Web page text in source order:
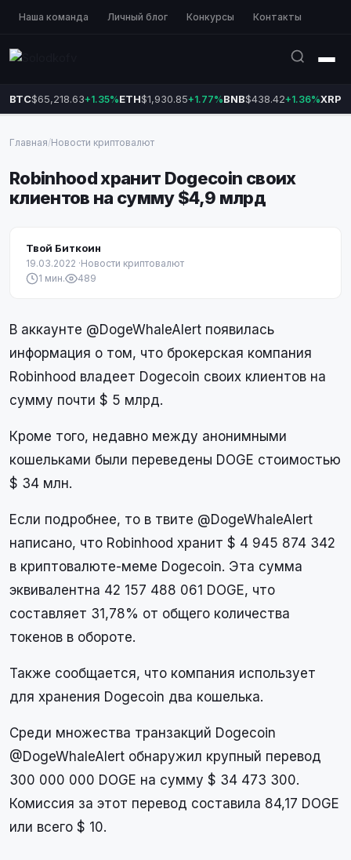
Наша команда Личный блог Конкурсы Контакты
BTC$65,218.63+1.35%ETH$1,930.85+1.77%BNB$438.42+1.36%XRP
Главная/Новости криптовалют
Robinhood хранит Dogecoin своих
клиентов на сумму $4,9 млрд
Твой Биткоин
19.03.2022 ·Новости криптовалют
1 мин.
489
В аккаунте @DogeWhaleAlert появилась
информация о том, что брокерская компания
Robinhood владеет Dogecoin своих клиентов на
сумму почти $ 5 млрд.
Кроме того, недавно между анонимными
кошельками были переведены DOGE стоимостью
$ 34 млн.
Если подробнее, то в твите @DogeWhaleAlert
написано, что Robinhood хранит $ 4 945 874 342
в криптовалюте-меме Dogecoin. Эта сумма
эквивалентна 42 157 488 061 DOGE, что
составляет 31,78% от общего количества
токенов в обороте.
Также сообщается, что компания использует
для хранения Dogecoin два кошелька.
Среди множества транзакций Dogecoin
@DogeWhaleAlert обнаружил крупный перевод
300 000 000 DOGE на сумму $ 34 473 300.
Комиссия за этот перевод составила 84,17 DOGE
или всего $ 10.